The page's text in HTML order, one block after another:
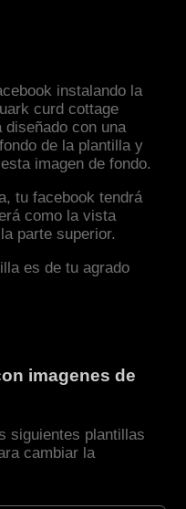
instalando la
curd cottage
con una
de la plantilla y
imagen de fondo.
tu facebook tendrá
como la vista
parte superior.
es de tu agrado
imagenes de
siguientes plantillas
cambiar la